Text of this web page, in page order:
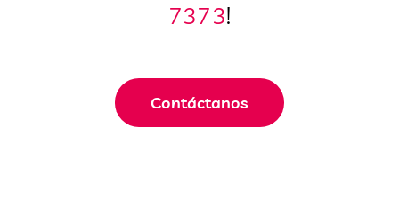
7373!
Contáctanos